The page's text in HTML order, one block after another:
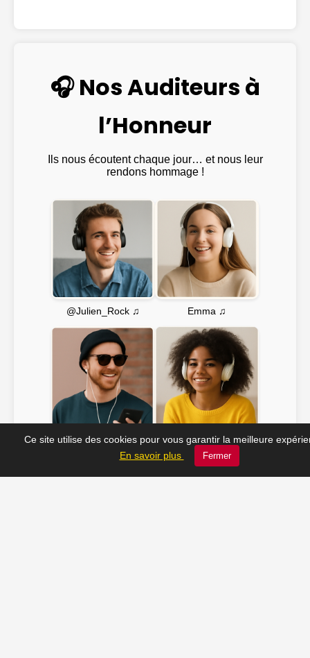
🎧 Nos Auditeurs à
l’Honneur
Ils nous écoutent chaque jour… et nous leur
rendons hommage !
@Julien_Rock ♫ Emma ♫
JC_13 ♫ Soline ♫
Ce site utilise des cookies pour vous garantir la meilleure
En savoir plus
Fermer